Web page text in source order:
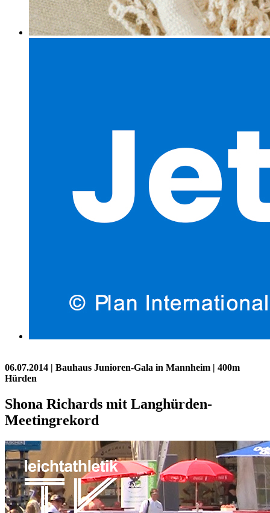
06.07.2014 | Bauhaus Junioren-Gala in Mannheim | 400m
Hürden
Shona Richards mit Langhürden-
Meetingrekord